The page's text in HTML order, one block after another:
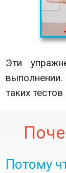
Эти
таких
Потому